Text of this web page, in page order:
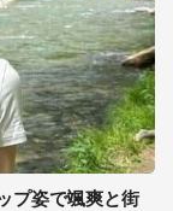
プ姿で颯爽と街